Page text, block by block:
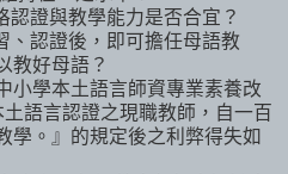
認證與教學能力是否合宜？
、認證後，即可擔任母語教
教好母語？
小學本土語言師資專業素養改
語言認證之現職教師，自一百
學。』的規定後之利弊得失如